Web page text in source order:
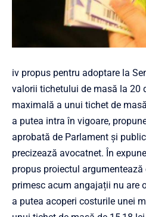
iv propus pentru adoptare la
valorii tichetului de masă la 20
maximală a unui tichet de
a putea intra în vigoare,
aprobată de Parlament și
precizează avocatnet. În
propus proiectul
primesc acum angajații nu are
a putea acoperi costurile unei